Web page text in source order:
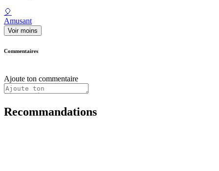
🎈
Amusant
Voir moins
Commentaires
Ajoute ton commentaire
Recommandations